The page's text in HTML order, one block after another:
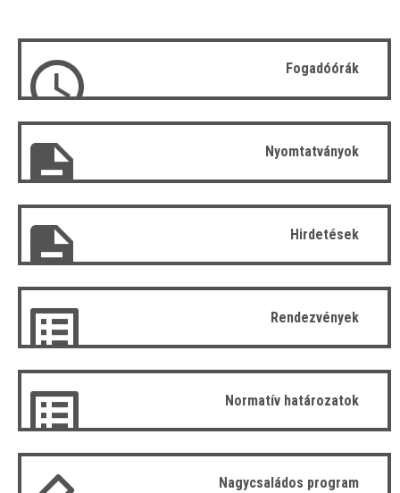
Fogadóórák
Nyomtatványok
Hirdetések
Rendezvények
Normatív határozatok
Nagycsaládos program